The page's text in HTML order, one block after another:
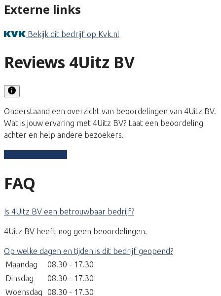
Externe links
Bekijk dit bedrijf op Kvk.nl
Reviews 4Uitz BV
Onderstaand een overzicht van beoordelingen van 4Uitz BV.
Wat is jouw ervaring met 4Uitz BV? Laat een beoordeling
achter en help andere bezoekers.
FAQ
Is 4Uitz BV een betrouwbaar bedrijf?
4Uitz BV heeft nog geen beoordelingen.
Op welke dagen en tijden is dit bedrijf geopend?
Maandag
08.30 - 17.30
Dinsdag
08.30 - 17.30
Woensdag
08.30 - 17.30